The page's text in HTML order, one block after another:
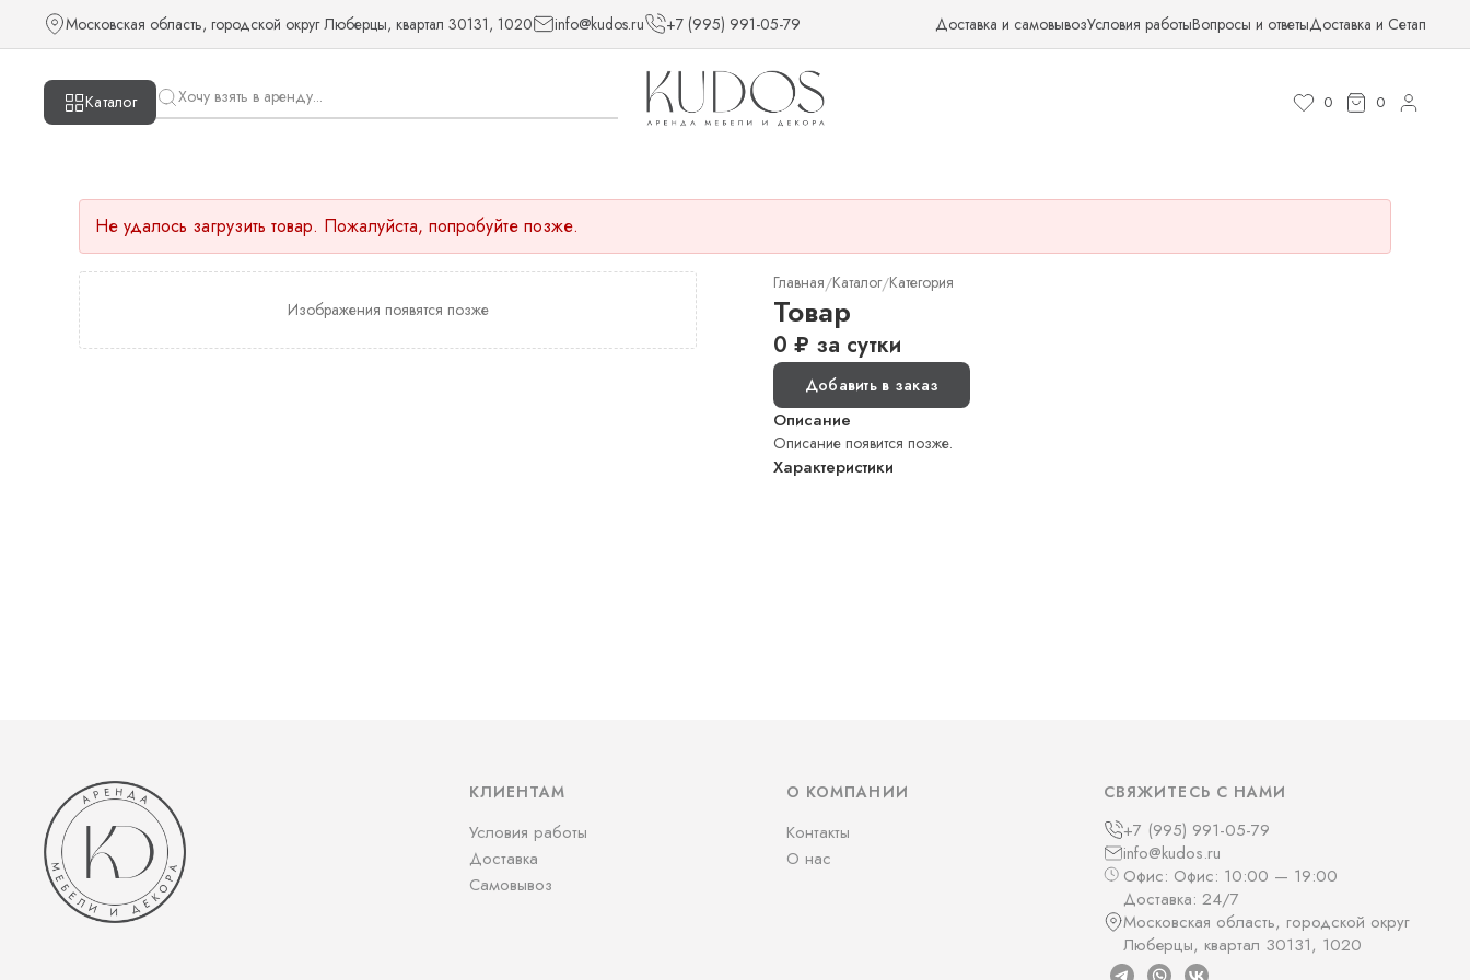
Московская область, городской округ Люберцы, квартал 30131, 1020 info@kudos.ru +7 (995) 991-05-79 Доставка и самовывозУсловия работыВопросы и ответыДоставка и Сетап
Каталог 0 0
Не удалось загрузить товар. Пожалуйста, попробуйте позже.
Изображения появятся позже
Главная/Каталог/Категория
Товар
0 ₽ за сутки
Добавить в заказ
Описание
Описание появится позже.
Характеристики
КЛИЕНТАМ
Условия работы
Доставка
Самовывоз
О КОМПАНИИ
Контакты
О нас
СВЯЖИТЕСЬ С НАМИ
+7 (995) 991-05-79
info@kudos.ru
Офис: Офис: 10:00 — 19:00
Доставка: 24/7
Московская область, городской округ
Люберцы, квартал 30131, 1020